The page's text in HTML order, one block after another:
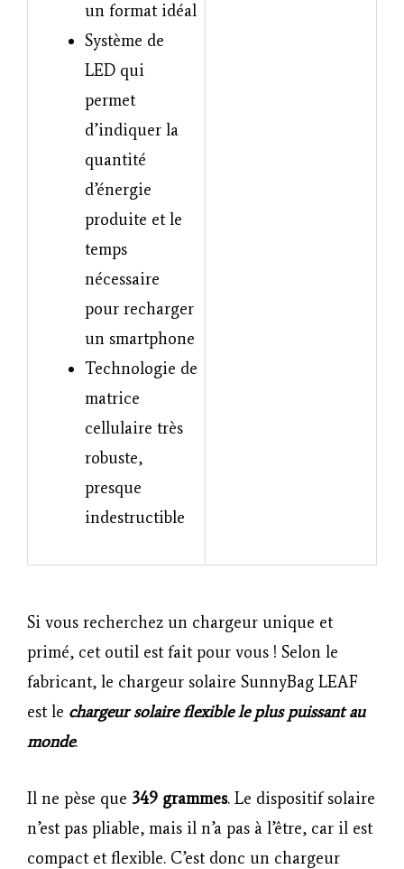
un format idéal
Système de
LED qui
permet
d’indiquer la
quantité
d’énergie
produite et le
temps
nécessaire
pour recharger
un smartphone
Technologie de
matrice
cellulaire très
robuste,
presque
indestructible
Si vous recherchez un chargeur unique et
primé, cet outil est fait pour vous ! Selon le
fabricant, le chargeur solaire SunnyBag LEAF
est le chargeur solaire flexible le plus puissant au
monde.
Il ne pèse que 349 grammes. Le dispositif solaire
n’est pas pliable, mais il n’a pas à l’être, car il est
compact et flexible. C’est donc un chargeur